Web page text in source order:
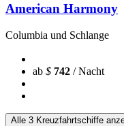
American Harmony
Columbia und Schlange
ab $ 742 / Nacht
Alle 3 Kreuzfahrtschiffe